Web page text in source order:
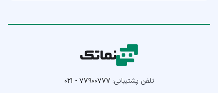
تلفن پشتیبانی: ۰۲۱ - ۷۷۹۰۰۷۷۷